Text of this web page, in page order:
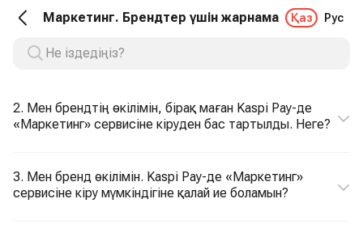
Маркетинг. Брендтер үшін жарнама Қаз Рус
2. Мен брендтің өкілімін, бірақ маған Kaspi Pay-де
«Маркетинг» сервисіне кіруден бас тартылды. Неге?
3. Мен бренд өкілімін. Kaspi Pay-де «Маркетинг»
сервисіне кіру мүмкіндігіне қалай ие боламын?